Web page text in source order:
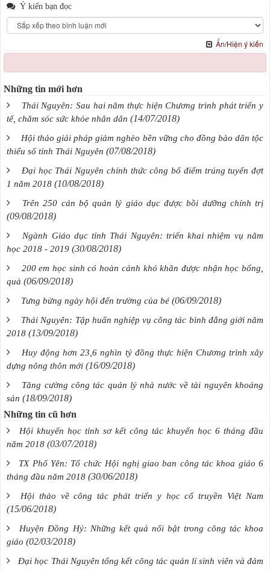
Ý kiến bạn đọc
Ẩn/Hiện ý kiến
Những tin mới hơn
Thái Nguyên: Sau hai năm thực hiện Chương trình phát triển y
tế, chăm sóc sức khỏe nhân dân (14/07/2018)
Hội thảo giải pháp giảm nghèo bền vững cho đồng bào dân tộc
thiểu số tỉnh Thái Nguyên (07/08/2018)
Đại học Thái Nguyên chính thức công bố điểm trúng tuyển đợt
1 năm 2018 (10/08/2018)
Trên 250 cán bộ quản lý giáo dục được bồi dưỡng chính trị
(09/08/2018)
Ngành Giáo dục tỉnh Thái Nguyên: triển khai nhiệm vụ năm
học 2018 - 2019 (30/08/2018)
200 em học sinh có hoàn cảnh khó khăn được nhận học bổng,
quà (06/09/2018)
Tưng bừng ngày hội đến trường của bé (06/09/2018)
Thái Nguyên: Tập huấn nghiệp vụ công tác bình đẳng giới năm
2018 (13/09/2018)
Huy động hơn 23,6 nghìn tỷ đồng thực hiện Chương trình xây
dựng nông thôn mới (16/09/2018)
Tăng cường công tác quản lý nhà nước về tài nguyên khoáng
sản (18/09/2018)
Những tin cũ hơn
Hội khuyến học tỉnh sơ kết công tác khuyến học 6 tháng đầu
năm 2018 (03/07/2018)
TX Phổ Yên: Tổ chức Hội nghị giao ban công tác khoa giáo 6
tháng đầu năm 2018 (30/06/2018)
Hội thảo về công tác phát triển y học cổ truyền Việt Nam
(15/06/2018)
Huyện Đồng Hỷ: Những kết quả nổi bật trong công tác khoa
giáo (02/03/2018)
Đại học Thái Nguyên tổng kết công tác quản lí sinh viên và đảm